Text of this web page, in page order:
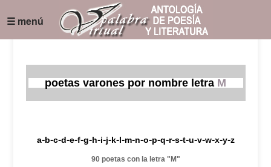
☰ menú
poetas varones por nombre letra M
a-b-c-d-e-f-g-h-i-j-k-l-m-n-o-p-q-r-s-t-u-v-w-x-y-z
90 poetas con la letra "M"